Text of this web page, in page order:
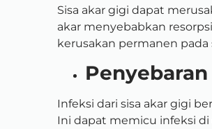
Sisa akar gigi dapat
akar menyebabkan
kerusakan permanen
Infeksi dari sisa akar gigi
Ini dapat memicu infeksi